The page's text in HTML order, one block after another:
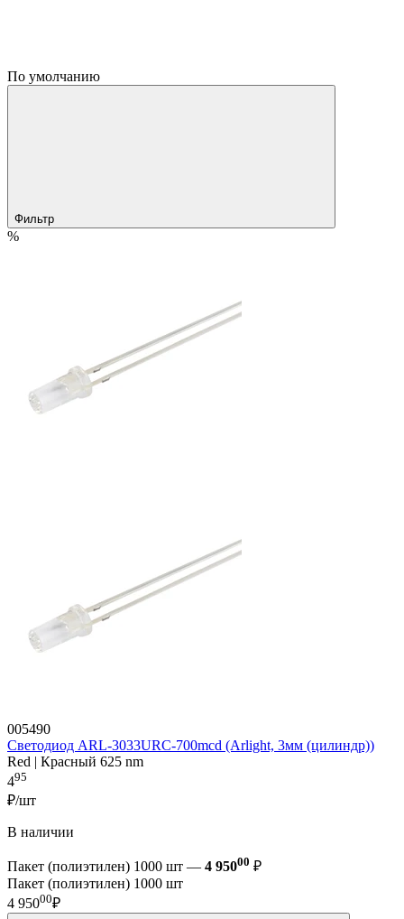
По умолчанию
Фильтр
%
005490
Светодиод ARL-3033URC-700mcd (Arlight, 3мм (цилиндр))
Red | Красный 625 nm
495
₽/шт
В наличии
Пакет (полиэтилен) 1000 шт — 4 95000 ₽
Пакет (полиэтилен) 1000 шт
4 95000₽